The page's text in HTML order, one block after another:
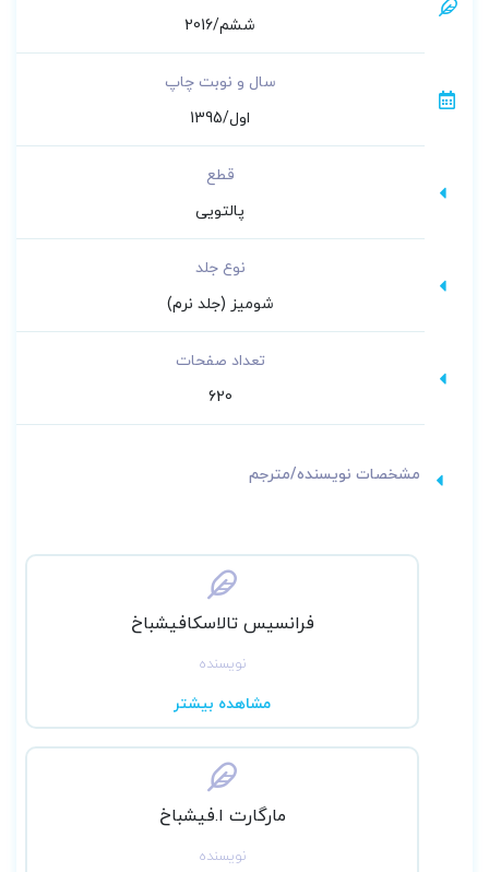
تشخیصی و آزمایشگاهی شایع فیشباخ:
nurses Quick Reference to Common
Laboratory & Diagnostic Tests
ششم/2016
سال و نوبت چاپ
اول/1395
قطع
پالتویی
نوع جلد
شومیز (جلد نرم)
تعداد صفحات
620
مشخصات نویسنده/مترجم
فرانسیس تالاسکافیشباخ
نویسنده
مشاهده بیشتر
مارگارت ا.فیشباخ
نویسنده